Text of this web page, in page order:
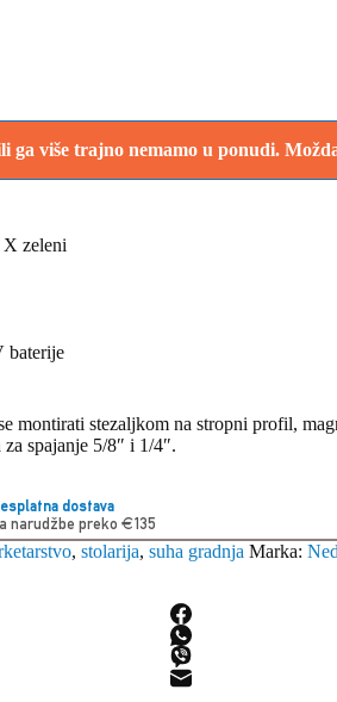
ga više trajno nemamo u ponudi.
zeleni
baterije
stezaljkom na stropni profil,
spajanje 5/8″ i 1/4″.
dostava
narudžbe preko €135
, stolarija, suha gradnja Marka: